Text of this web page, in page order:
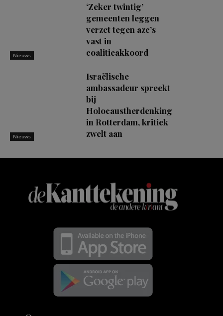
Nieuws
‘Zeker twintig’
gemeenten leggen
verzet tegen azc’s
vast in
coalitieakkoord
Nieuws
Israëlische
ambassadeur spreekt
bij
Holocaustherdenking
in Rotterdam, kritiek
zwelt aan